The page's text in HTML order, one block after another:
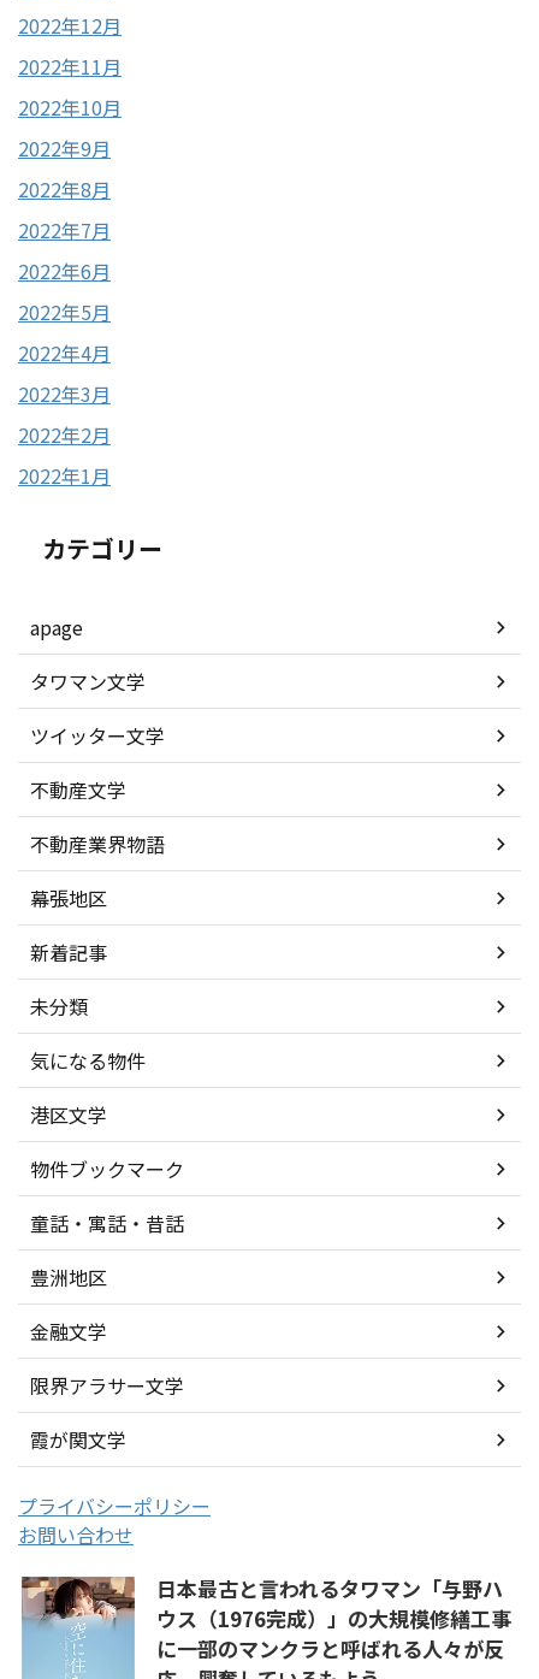
2022年12月
2022年11月
2022年10月
2022年9月
2022年8月
2022年7月
2022年6月
2022年5月
2022年4月
2022年3月
2022年2月
2022年1月
カテゴリー
apage
タワマン文学
ツイッター文学
不動産文学
不動産業界物語
幕張地区
新着記事
未分類
気になる物件
港区文学
物件ブックマーク
童話・寓話・昔話
豊洲地区
金融文学
限界アラサー文学
霞が関文学
プライバシーポリシー
お問い合わせ
日本最古と言われるタワマン「与野ハ
ウス（1976完成）」の大規模修繕工事
に一部のマンクラと呼ばれる人々が反